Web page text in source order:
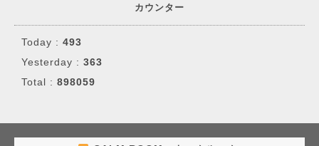
カウンター
Today : 493
Yesterday : 363
Total : 898059